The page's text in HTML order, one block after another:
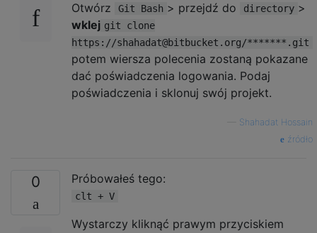
Otwórz
Git Bash > przejdź do directory >
wklej git clone
https://shahadat@bitbucket.org/*******.git
potem wiersza polecenia zostaną pokazane
dać poświadczenia logowania. Podaj
poświadczenia i sklonuj swój projekt.
Shahadat Hossain
źródło
0 Próbowałeś tego:
clt + V
Wystarczy kliknąć prawym przyciskiem